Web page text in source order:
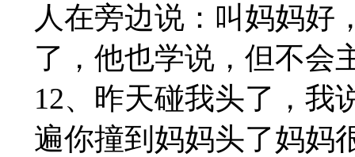
人在旁边说：叫妈妈好
了，他也学说，但不会
12、昨天碰我头了，我
遍你撞到妈妈头了妈妈